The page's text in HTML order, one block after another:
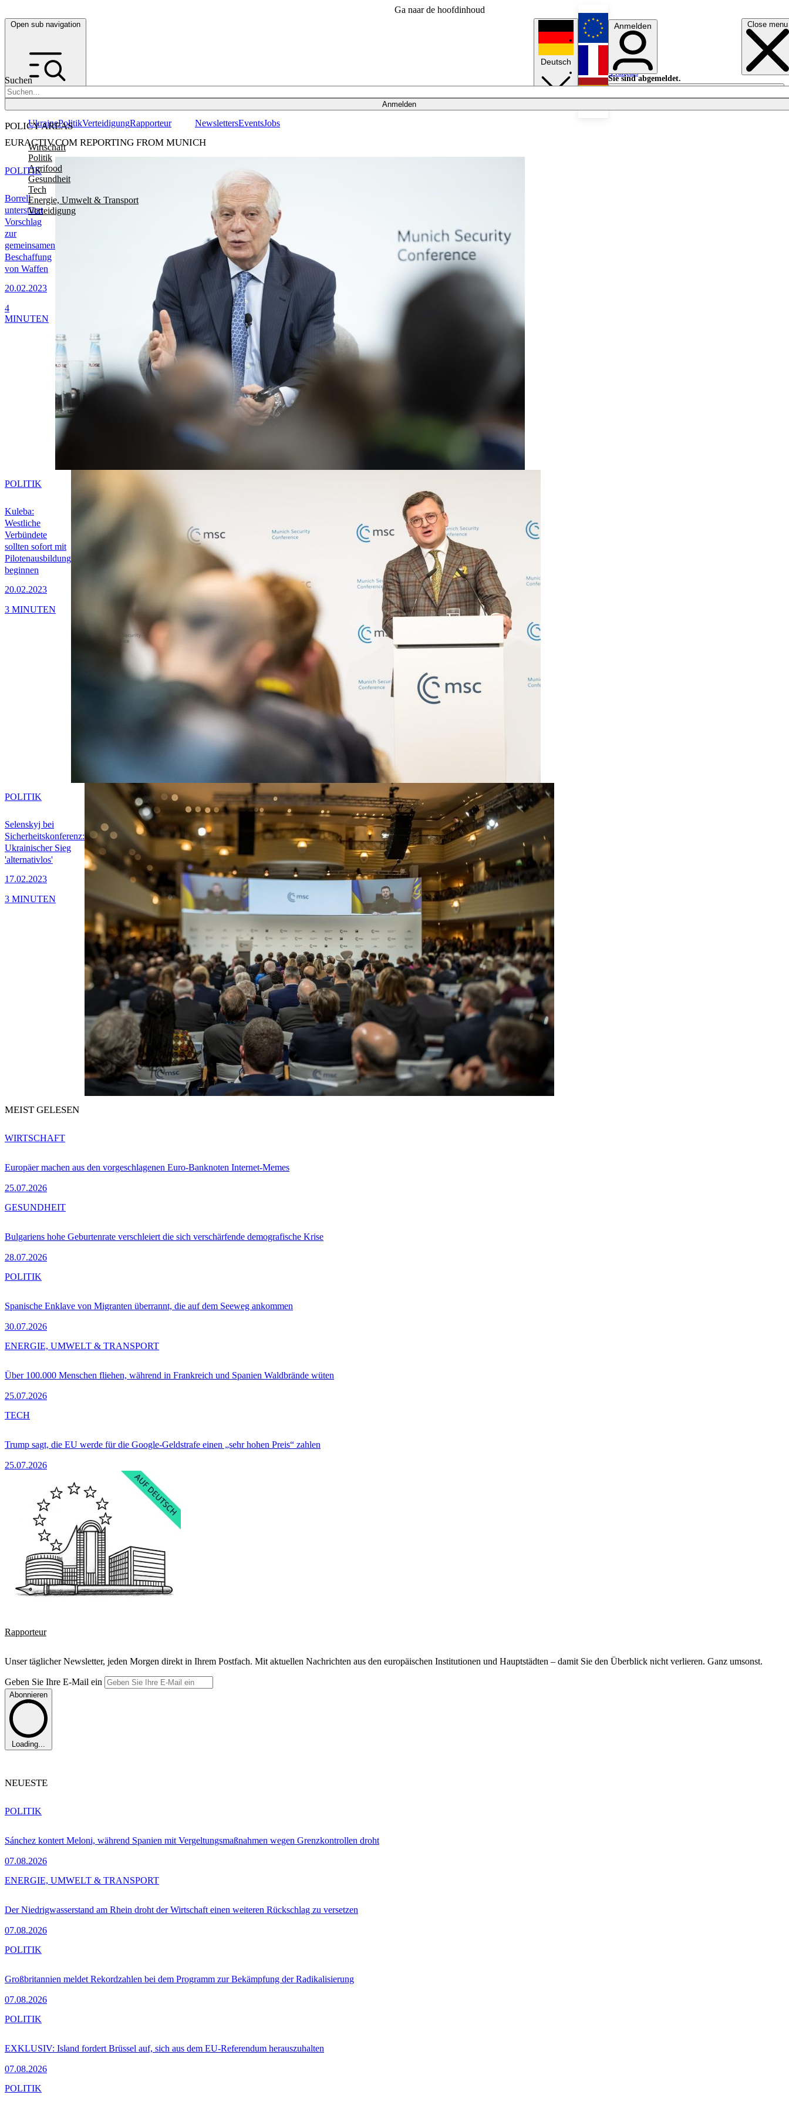
Ga naar de hoofdinhoud
Open sub navigation Close menu
Suchen
Anmelden
POLICY AREAS
Wirtschaft
Politik
Agrifood
Gesundheit
Tech
Energie, Umwelt & Transport
Verteidigung
UkrainePolitikVerteidigungRapporteur NewslettersEventsJobs
Deutsch
English
Français
Anmelden
Sie sind abgemeldet.
Anmelden
Licht aus
EURACTIV.COM REPORTING FROM MUNICH
Borrell
unterstützt
Vorschlag
zur
gemeinsamen
Beschaffung
von Waffen
20.02.2023
POLITIK
4
MINUTEN
Kuleba:
Westliche
Verbündete
sollten sofort mit
Pilotenausbildung
beginnen
20.02.2023
POLITIK
3 MINUTEN
Selenskyj bei
Sicherheitskonferenz:
Ukrainischer Sieg
'alternativlos'
17.02.2023
POLITIK
3 MINUTEN
MEIST GELESEN
Europäer machen aus den vorgeschlagenen Euro-Banknoten Internet-Memes
25.07.2026
WIRTSCHAFT
Bulgariens hohe Geburtenrate verschleiert die sich verschärfende demografische Krise
28.07.2026
GESUNDHEIT
Spanische Enklave von Migranten überrannt, die auf dem Seeweg ankommen
30.07.2026
POLITIK
Über 100.000 Menschen fliehen, während in Frankreich und Spanien Waldbrände wüten
25.07.2026
ENERGIE, UMWELT & TRANSPORT
Trump sagt, die EU werde für die Google-Geldstrafe einen „sehr hohen Preis“ zahlen
25.07.2026
TECH
Rapporteur
Unser täglicher Newsletter, jeden Morgen direkt in Ihrem Postfach. Mit aktuellen Nachrichten aus den europäischen Institutionen und Hauptstädten – damit Sie den Überblick nicht verlieren. Ganz umsonst.
Geben Sie Ihre E-Mail ein
Abonnieren
Loading...
NEUESTE
Sánchez kontert Meloni, während Spanien mit Vergeltungsmaßnahmen wegen Grenzkontrollen droht
07.08.2026
POLITIK
Der Niedrigwasserstand am Rhein droht der Wirtschaft einen weiteren Rückschlag zu versetzen
07.08.2026
ENERGIE, UMWELT & TRANSPORT
Großbritannien meldet Rekordzahlen bei dem Programm zur Bekämpfung der Radikalisierung
07.08.2026
POLITIK
EXKLUSIV: Island fordert Brüssel auf, sich aus dem EU-Referendum herauszuhalten
07.08.2026
POLITIK
POLITIK